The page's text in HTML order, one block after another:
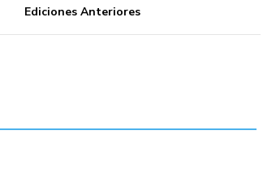
Ediciones Anteriores